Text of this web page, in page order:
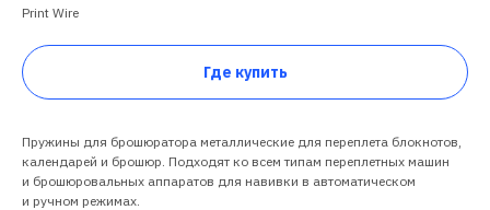
Print Wire
Где купить
Пружины для брошюратора металлические для переплета блокнотов,
календарей и брошюр. Подходят ко всем типам переплетных машин
и брошюровальных аппаратов для навивки в автоматическом
и ручном режимах.